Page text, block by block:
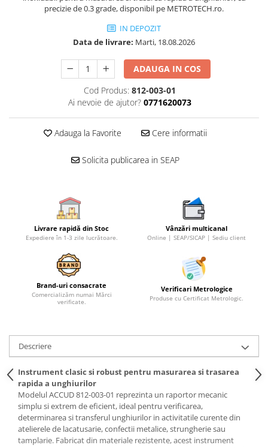
Micrometre de adancime
Micrometre mecanice de interior
Micrometre digitale de interior in
Micrometre pentru caneluri
Micrometre cu disc
Micrometre cu varfuri ascutite
Accesorii micrometre
Ceasuri comparatoare digitale
Ceasuri comparatoare mecanice
Ceasuri comparatoare digitale de
interior
comparator
Ceasuri comparatoare digitale de
grosimi
Ceasuri comparatoare mecanice
de grosimi
precizie de 0.3 grade, disponibil pe METROTECH.ro.
IN DEPOZIT
Data de livrare: Marti, 18.08.2026
ADAUGA IN COS
Cod Produs: 812-003-01
Ai nevoie de ajutor? 0771620073
Adauga la Favorite Cere informatii
Solicita publicarea in SEAP
Livrare rapidă din Stoc
Expediere în 1-3 zile lucrătoare.
Vânzări multicanal
Online | SEAP/SICAP | Sediu client
Brand-uri consacrate
Comercializăm numai Mărci
verificate.
Verificari Metrologice
Produse cu Certificat Metrologic.
Descriere
Instrument clasic si robust pentru masurarea si trasarea
rapida a unghiurilor
Modelul ACCUD 812-003-01 reprezinta un raportor mecanic
simplu si extrem de eficient, ideal pentru verificarea,
determinarea si transferul unghiurilor in activitatile curente din
atelierele de lacatusarie, confectii metalice, strungherie sau
tamplarie. Fabricat din materiale rezistente, acest instrument